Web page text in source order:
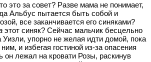
это за совет? Разве мама не понимает,
Альбус пытается быть собой и
все заканчивается его синяками?
этот синяк? Сейчас мальчик бесцельно
Уизли, упорно не желая идти домой, пока
и избегая гостиной из-за опасения
он лежал на кровати Розы, раскинув